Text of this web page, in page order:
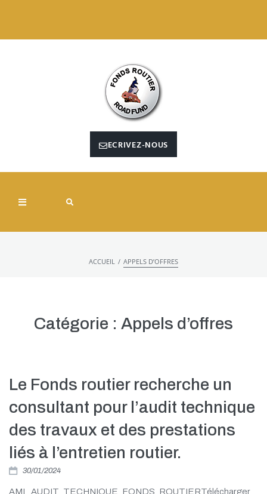
ECRIVEZ-NOUS
ACCUEIL / APPELS D’OFFRES
Catégorie : Appels d’offres
Le Fonds routier recherche un
consultant pour l’audit technique
des travaux et des prestations
liés à l’entretien routier.
30/01/2024
AMI_ AUDIT_TECHNIQUE_FONDS_ROUTIERTélécharger